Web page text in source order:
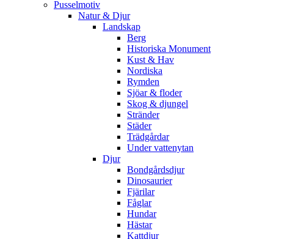
Pusselmotiv
Natur & Djur
Landskap
Berg
Historiska Monument
Kust & Hav
Nordiska
Rymden
Sjöar & floder
Skog & djungel
Stränder
Städer
Trädgårdar
Under vattenytan
Djur
Bondgårdsdjur
Dinosaurier
Fjärilar
Fåglar
Hundar
Hästar
Kattdjur